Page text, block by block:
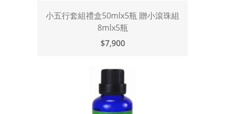
小五行套組禮盒50mlx5瓶 贈小滾珠組
8mlx5瓶
$7,900